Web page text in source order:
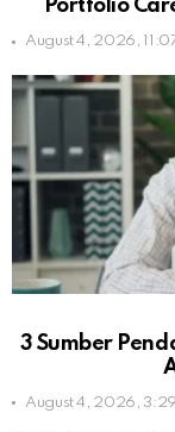
Portfolio
August 4, 2026,
3 Sumber
August 4, 2026,